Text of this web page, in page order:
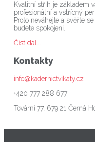
Kvalitní střih je základem
profesionální a vstřícný
Proto neváhejte a svěřte
budete spokojeni.
Číst dál...
Kontakty
info@kadernictvikaty.cz
+420 777 288 677
Tovární 77, 679 21 Černá